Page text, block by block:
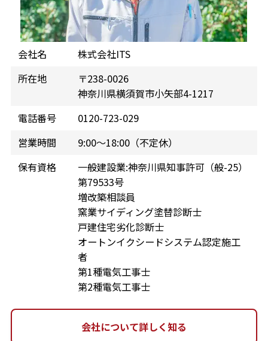
会社名
株式会社ITS
所在地
〒238-0026
神奈川県横須賀市小矢部4-1217
電話番号
0120-723-029
営業時間
9:00～18:00（不定休）
保有資格
一般建設業:神奈川県知事許可（般-25）
第79533号
増改築相談員
窯業サイディング塗替診断士
戸建住宅劣化診断士
オートンイクシードシステム認定施工
者
第1種電気工事士
第2種電気工事士
会社について詳しく知る